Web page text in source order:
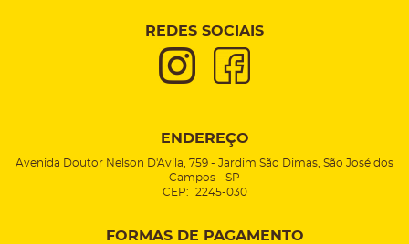
REDES SOCIAIS
ENDEREÇO
Avenida Doutor Nelson D'Avila, 759 - Jardim São Dimas, São José dos
Campos - SP
CEP: 12245-030
FORMAS DE PAGAMENTO